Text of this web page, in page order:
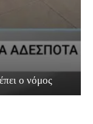
ο νόμος